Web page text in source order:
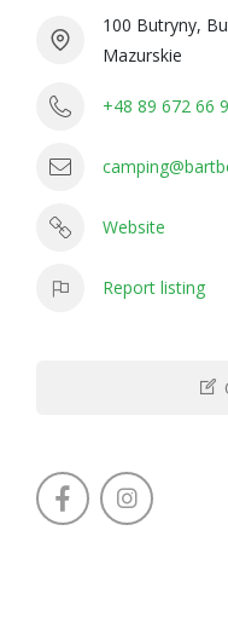
100 Butryny,
Mazurskie
+48 89 672 66
Website
Report listing